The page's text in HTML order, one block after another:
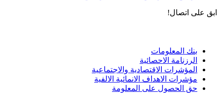
ابق على اتصال!
بنك المعلومات
الرزنامة الاحصائية
المؤشرات الاقتصادية والاجتماعية
مؤشرات الاهداف الانمائية الالفية
حق الحصول على المعلومة